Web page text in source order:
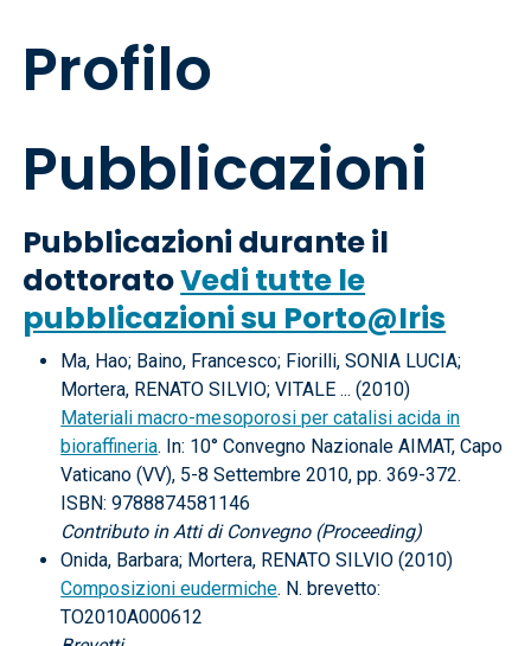
Profilo
Pubblicazioni
Pubblicazioni durante il
dottoratoVedi tutte le
pubblicazioni su Porto@Iris
Ma, Hao; Baino, Francesco; Fiorilli, SONIA LUCIA;
Mortera, RENATO SILVIO; VITALE ... (2010)
Materiali macro-mesoporosi per catalisi acida in
bioraffineria. In: 10° Convegno Nazionale AIMAT, Capo
Vaticano (VV), 5-8 Settembre 2010, pp. 369-372.
ISBN: 9788874581146
Contributo in Atti di Convegno (Proceeding)
Onida, Barbara; Mortera, RENATO SILVIO (2010)
Composizioni eudermiche. N. brevetto:
TO2010A000612